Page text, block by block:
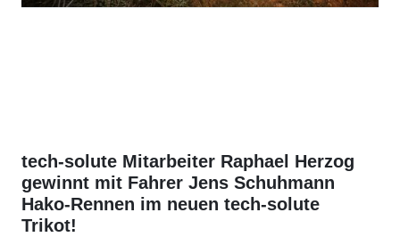
tech-solute Mitarbeiter Raphael Herzog
gewinnt mit Fahrer Jens Schuhmann
Hako-Rennen im neuen tech-solute
Trikot!